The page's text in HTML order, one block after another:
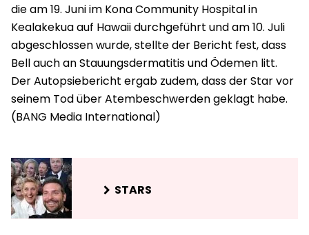
die am 19. Juni im Kona Community Hospital in
Kealakekua auf Hawaii durchgeführt und am 10. Juli
abgeschlossen wurde, stellte der Bericht fest, dass
Bell auch an Stauungsdermatitis und Ödemen litt.
Der Autopsiebericht ergab zudem, dass der Star vor
seinem Tod über Atembeschwerden geklagt habe.
STARS